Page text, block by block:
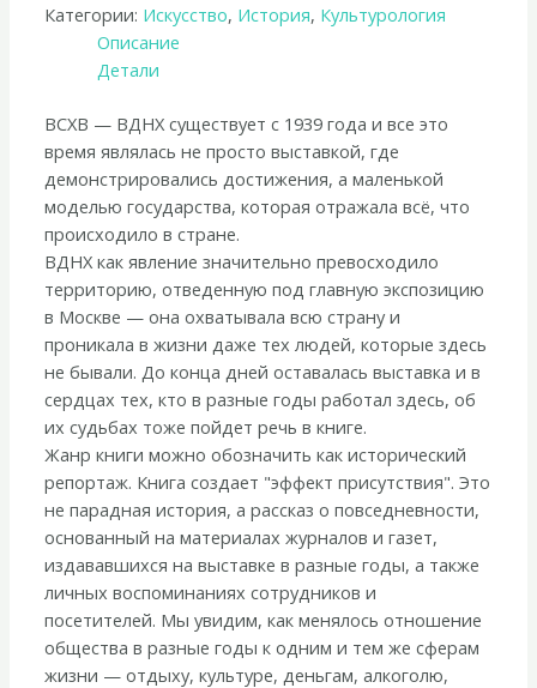
Категории: Искусство, История, Культурология
Описание
Детали
ВСХВ — ВДНХ существует с 1939 года и все это
время являлась не просто выставкой, где
демонстрировались достижения, а маленькой
моделью государства, которая отражала всё, что
происходило в стране.
ВДНХ как явление значительно превосходило
территорию, отведенную под главную экспозицию
в Москве — она охватывала всю страну и
проникала в жизни даже тех людей, которые здесь
не бывали. До конца дней оставалась выставка и в
сердцах тех, кто в разные годы работал здесь, об
их судьбах тоже пойдет речь в книге.
Жанр книги можно обозначить как исторический
репортаж. Книга создает "эффект присутствия". Это
не парадная история, а рассказ о повседневности,
основанный на материалах журналов и газет,
издававшихся на выставке в разные годы, а также
личных воспоминаниях сотрудников и
посетителей. Мы увидим, как менялось отношение
общества в разные годы к одним и тем же сферам
жизни — отдыху, культуре, деньгам, алкоголю,